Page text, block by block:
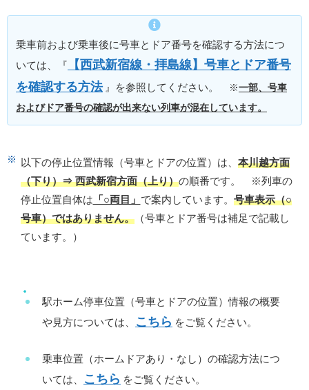
乗車前および乗車後に号車とドア番号を確認する方法につ
いては、『
【西武新宿線・拝島線】号車とドア番号
を確認する方法 』を参照してください。 ※一部、号車
およびドア番号の確認が出来ない列車が混在しています。
以下の停止位置情報（号車とドアの位置）は、 本川越方面
（下り）⇒ 西武新宿方面（上り）の順番です。 ※列車の
停止位置自体は 「○両目」 で案内しています。 号車表示（○
号車）ではありません。（号車とドア番号は補足で記載し
ています。）
駅ホーム停車位置（号車とドアの位置）情報の概要
や見方については、
こちら をご覧ください。
乗車位置（ホームドアあり・なし）の確認方法につ
いては、
こちら をご覧ください。